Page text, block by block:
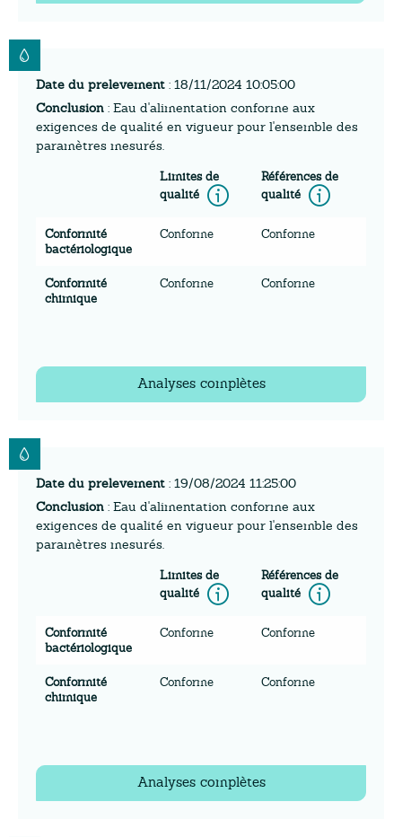
Date du prelevement : 18/11/2024 10:05:00
Conclusion : Eau d'alimentation conforme aux
exigences de qualité en vigueur pour l'ensemble des
paramètres mesurés.
Limites de
qualité
Information
Références de
qualité
Conformité
bactériologique
Conforme Conforme
Conformité
chimique
Conforme Conforme
Analyses complètes
Date du prelevement : 19/08/2024 11:25:00
Conclusion : Eau d'alimentation conforme aux
exigences de qualité en vigueur pour l'ensemble des
paramètres mesurés.
Limites de
qualité
Information
Références de
qualité
Conformité
bactériologique
Conforme Conforme
Conformité
chimique
Conforme Conforme
Analyses complètes